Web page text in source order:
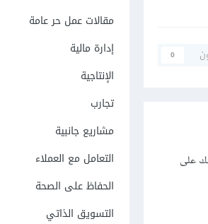
0
على
مقالات عمل حر عامة
إدارة مالية
الإنتاجية
تجارب
مشاريع جانبية
التعامل مع العملاء
الحفاظ على الصحة
التسويق الذاتي